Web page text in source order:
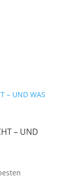
– UND